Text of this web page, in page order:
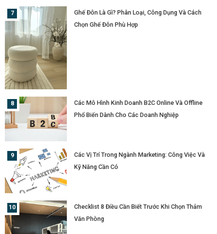
Ghế Đôn Là Gì? Phân Loại, Công Dụng Và Cách
Chọn Ghế Đôn Phù Hợp
Các Mô Hình Kinh Doanh B2C Online Và Offline
Phổ Biến Dành Cho Các Doanh Nghiệp
Các Vị Trí Trong Ngành Marketing: Công Việc Và
Kỹ Năng Cần Có
Checklist 8 Điều Cần Biết Trước Khi Chọn Thảm
Văn Phòng